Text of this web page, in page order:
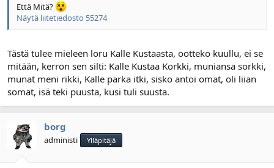
Että Mitä?
Näytä liitetiedosto 55274
Tästä tulee mieleen loru Kalle Kustaasta, ootteko kuullu, ei se
mitään, kerron sen silti: Kalle Kustaa Korkki, muniansa sorkki,
munat meni rikki, Kalle parka itki, sisko antoi omat, oli liian
somat, isä teki puusta, kusi tuli suusta.
borg
administi Ylläpitäjä